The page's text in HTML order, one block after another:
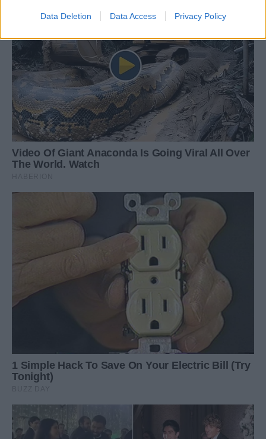
Data Deletion Data Access Privacy Policy